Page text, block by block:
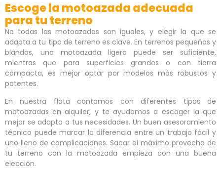
Escoge la motoazada adecuada
para tu terreno
No todas las motoazadas son iguales, y elegir la que se
adapta a tu tipo de terreno es clave. En terrenos pequeños y
blandos, una motoazada ligera puede ser suficiente,
mientras que para superficies grandes o con tierra
compacta, es mejor optar por modelos más robustos y
potentes.
En nuestra flota contamos con diferentes tipos de
motoazadas en alquiler, y te ayudamos a escoger la que
mejor se adapta a tus necesidades. Un buen asesoramiento
técnico puede marcar la diferencia entre un trabajo fácil y
uno lleno de complicaciones. Sacar el máximo provecho de
tu terreno con la motoazada empieza con una buena
elección.